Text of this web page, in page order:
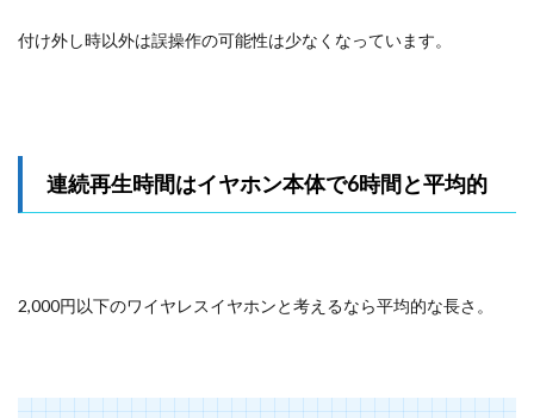
付け外し時以外は誤操作の可能性は少なくなっています。
連続再生時間はイヤホン本体で6時間と平均的
2,000円以下のワイヤレスイヤホンと考えるなら平均的な長さ。